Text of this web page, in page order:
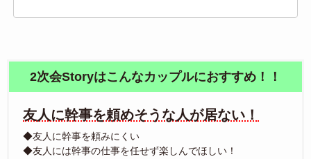
2次会Storyはこんなカップルにおすすめ！！
友人に幹事を頼めそうな人が居ない！
◆友人に幹事を頼みにくい
◆友人には幹事の仕事を任せず楽しんでほしい！